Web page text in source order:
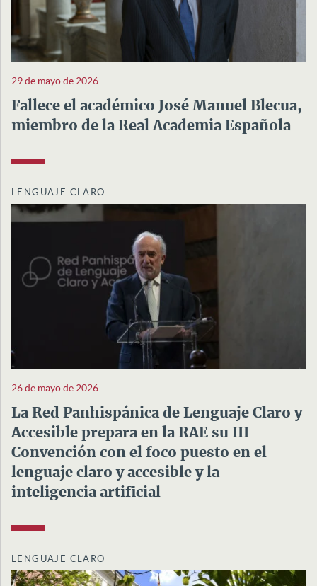
29 de mayo de 2026
Fallece el académico José Manuel Blecua,
miembro de la Real Academia Española
LENGUAJE CLARO
26 de mayo de 2026
La Red Panhispánica de Lenguaje Claro y
Accesible prepara en la RAE su III
Convención con el foco puesto en el
lenguaje claro y accesible y la
inteligencia artificial
LENGUAJE CLARO